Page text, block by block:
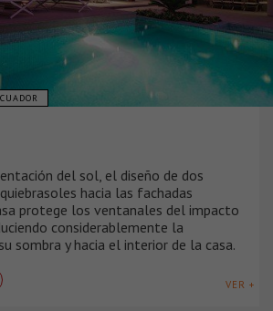
del sol, el diseño de dos
hacia las fachadas
protege los ventanales del impacto
considerablemente la
sombra y hacia el interior de la casa.
VER +